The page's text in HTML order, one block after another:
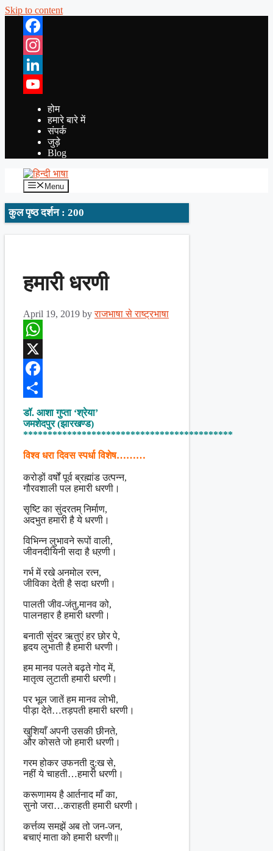
Skip to content
Facebook
Instagram
LinkedIn
YouTube
होम
हमारे बारे में
संपर्क
जुड़े
Blog
Menu
कुल पृष्ठ दर्शन : 200
हमारी धरणी
April 19, 2019 byराजभाषा से राष्ट्रभाषा
WhatsApp
X
Facebook
Share
डॉ. आशा गुप्ता ‘श्रेया’
जमशेदपुर (झारखण्ड)
*******************************************
विश्व धरा दिवस स्पर्धा विशेष………
करोड़ों वर्षों पूर्व ब्रह्मांड उत्पन्न,
गौरवशाली पल हमारी धरणी।
सृष्टि का सुंदरतम् निर्माण,
अदभुत हमारी है ये धरणी।
विभिन्न लुभावने रूपों वाली,
जीवनदीयिनी सदा है धऱणी।
गर्भ में रखे अनमोल रत्न,
जीविका देती है सदा धरणी।
पालती जीव-जंतु,मानव को,
पालनहार है हमारी धरणी।
बनाती सुंदर ऋतुएं हर छोर पे,
हृदय लुभाती है हमारी धरणी।
हम मानव पलते बढ़ते गोद में,
मातृत्व लुटाती हमारी धरणी।
पर भूल जातें हम मानव लोभी,
पीड़ा देते…तड़पती हमारी धरणी।
खुशियाँ अपनी उसकी छीनते,
और कोसते जो हमारी धरणी।
गरम होकर उफनती दु:ख से,
नहीं ये चाहती…हमारी धरणी।
करूणामय है आर्तनाद माँ का,
सुनो जरा…कराहती हमारी धरणी।
कर्त्तव्य समझें अब तो जन-जन,
बचाएं माता को हमारी धरणी॥